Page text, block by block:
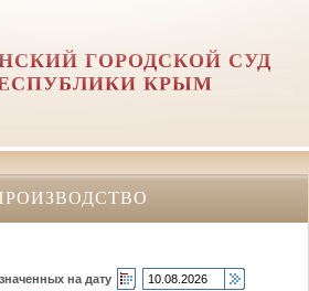
ГОРОДСКОЙ СУД
КРЫМ
на дату